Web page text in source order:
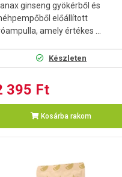
ginseng gyökérből és
előállított
amely értékes ...
Készleten
395 Ft
Kosárba rakom